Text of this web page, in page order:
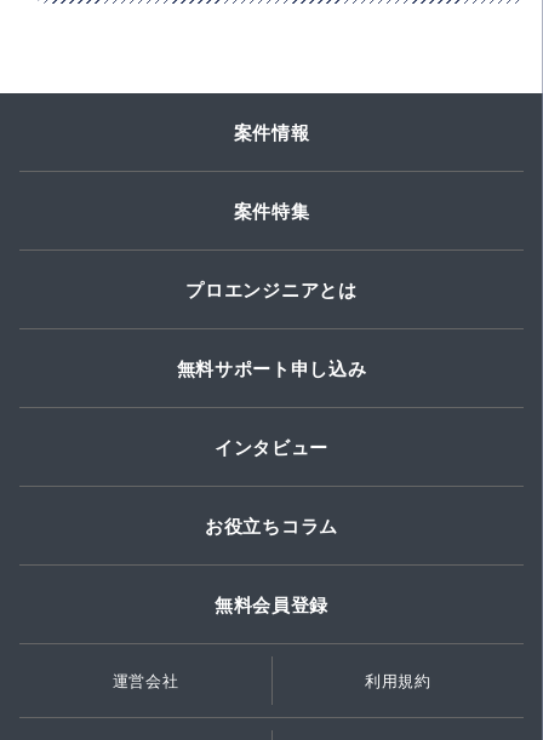
案件情報
案件特集
プロエンジニアとは
無料サポート申し込み
インタビュー
お役立ちコラム
無料会員登録
運営会社 利用規約